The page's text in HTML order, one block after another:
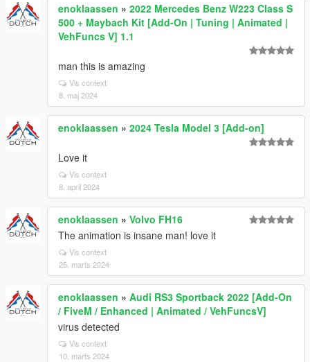
enoklaassen » 2022 Mercedes Benz W223 Class S
500 + Maybach Kit [Add-On | Tuning | Animated |
VehFuncs V] 1.1
man this is amazing
Vis context
8. maj 2024
enoklaassen » 2024 Tesla Model 3 [Add-on]
Love it
Vis context
8. april 2024
enoklaassen » Volvo FH16
The animation is insane man! love it
Vis context
25. marts 2024
enoklaassen » Audi RS3 Sportback 2022 [Add-On
/ FiveM / Enhanced | Animated / VehFuncsV]
virus detected
Vis context
10. marts 2024